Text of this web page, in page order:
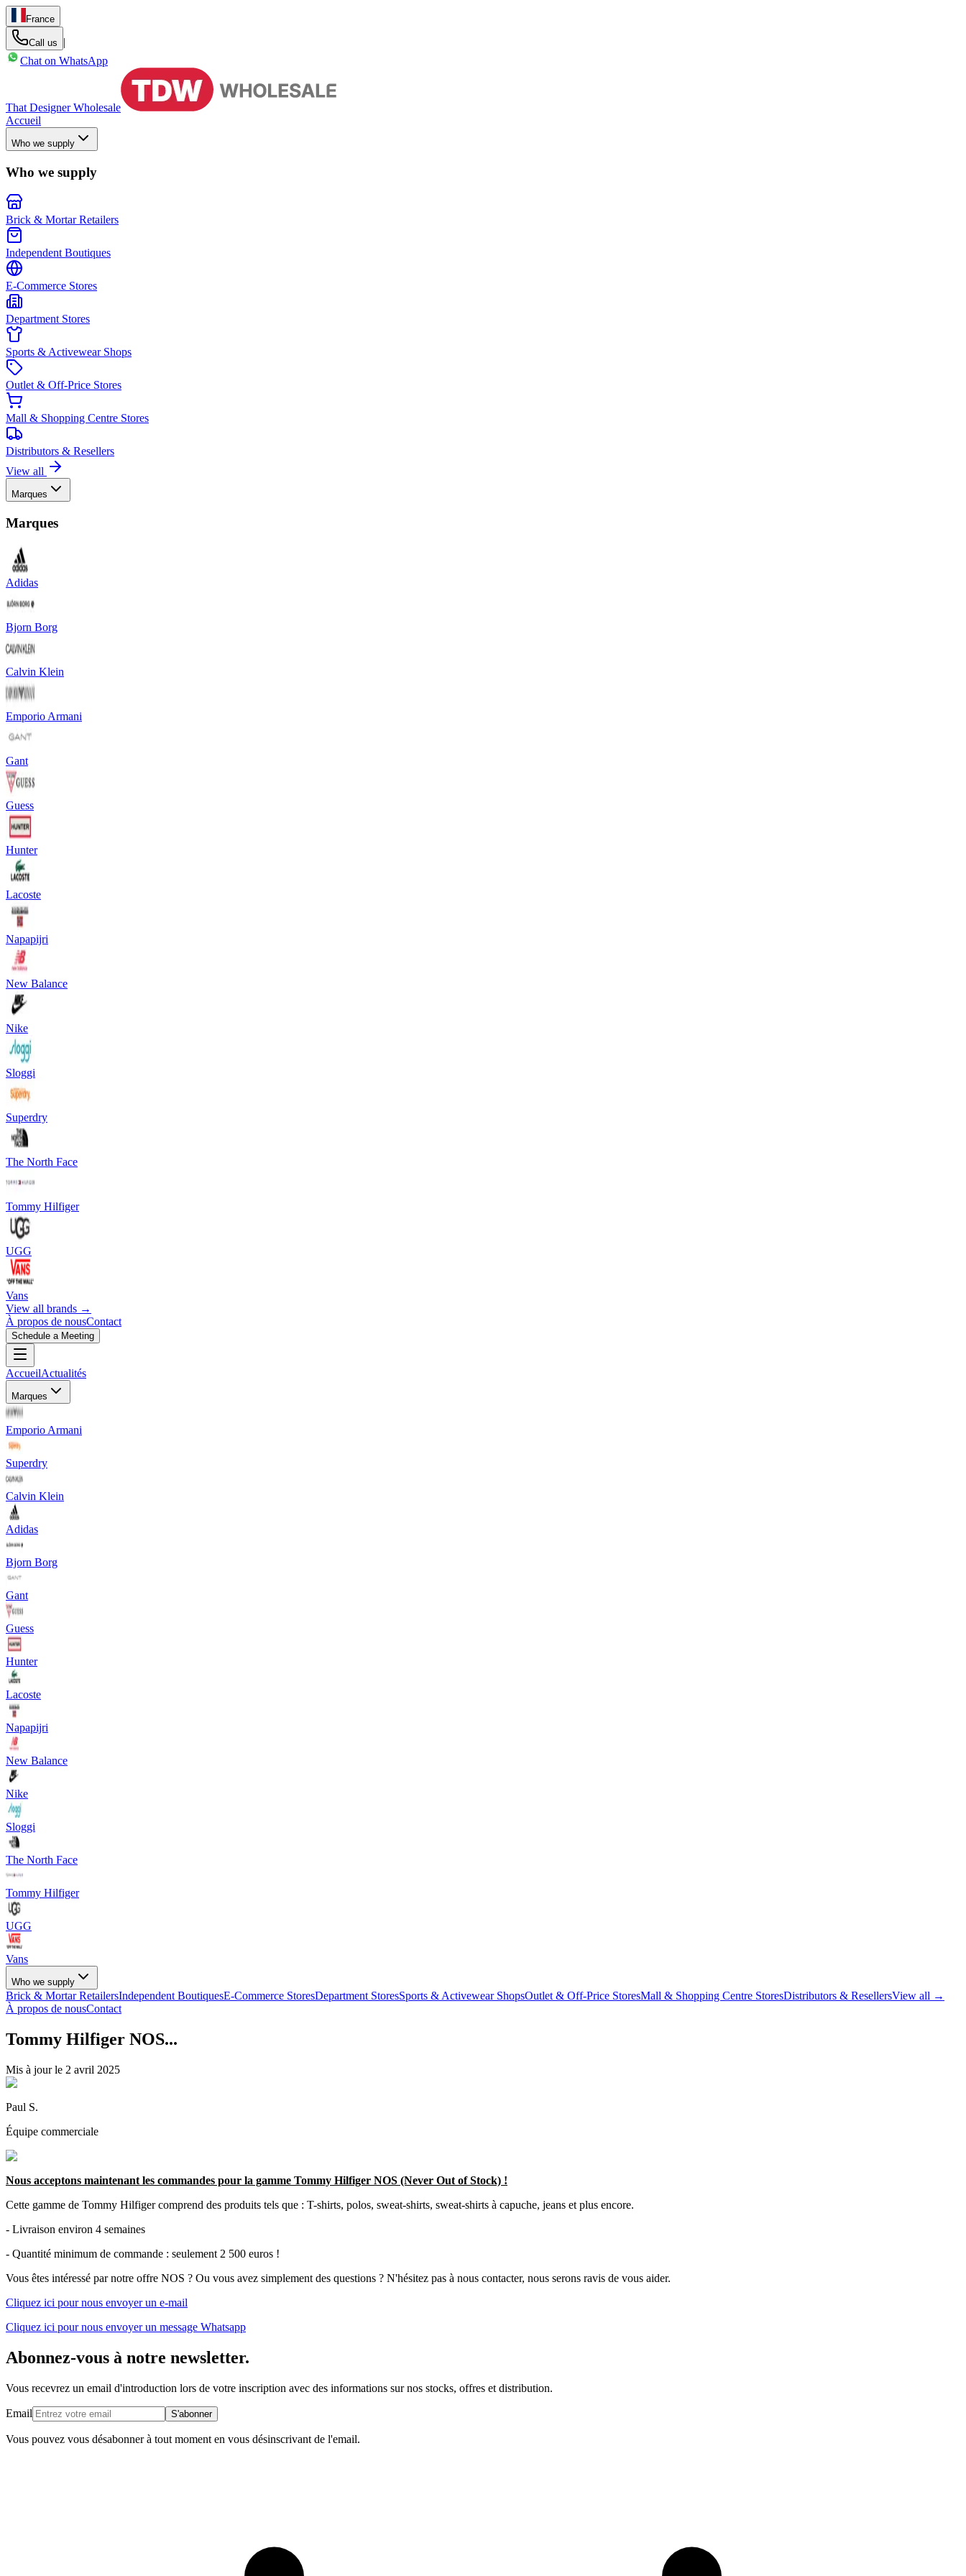
France
Call us
|
Chat on WhatsApp
That Designer Wholesale
Accueil
Who we supply
Who we supply
Brick & Mortar Retailers
Independent Boutiques
E-Commerce Stores
Department Stores
Sports & Activewear Shops
Outlet & Off-Price Stores
Mall & Shopping Centre Stores
Distributors & Resellers
View all
Marques
Marques
Adidas
Bjorn Borg
Calvin Klein
Emporio Armani
Gant
Guess
Hunter
Lacoste
Napapijri
New Balance
Nike
Sloggi
Superdry
The North Face
Tommy Hilfiger
UGG
Vans
View all brands →
À propos de nousContact
Schedule a Meeting
AccueilActualités
Marques
Emporio Armani
Superdry
Calvin Klein
Adidas
Bjorn Borg
Gant
Guess
Hunter
Lacoste
Napapijri
New Balance
Nike
Sloggi
The North Face
Tommy Hilfiger
UGG
Vans
Who we supply
Brick & Mortar RetailersIndependent BoutiquesE-Commerce StoresDepartment StoresSports & Activewear ShopsOutlet & Off-Price StoresMall & Shopping Centre StoresDistributors & ResellersView all →
À propos de nousContact
Tommy Hilfiger NOS...
Mis à jour le 2 avril 2025
Paul S.
Équipe commerciale
Nous acceptons maintenant les commandes pour la gamme Tommy Hilfiger NOS (Never Out of Stock) !
Cette gamme de Tommy Hilfiger comprend des produits tels que : T-shirts, polos, sweat-shirts, sweat-shirts à capuche, jeans et plus encore.
- Livraison environ 4 semaines
- Quantité minimum de commande : seulement 2 500 euros !
Vous êtes intéressé par notre offre NOS ? Ou vous avez simplement des questions ? N'hésitez pas à nous contacter, nous serons ravis de vous aider.
Cliquez ici pour nous envoyer un e-mail
Cliquez ici pour nous envoyer un message Whatsapp
Abonnez-vous à notre newsletter.
Vous recevrez un email d'introduction lors de votre inscription avec des informations sur nos stocks, offres et distribution.
Email S'abonner
Vous pouvez vous désabonner à tout moment en vous désinscrivant de l'email.